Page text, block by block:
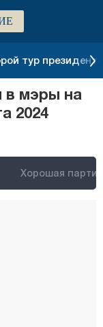
тур
мэры на
2024
Хорошая партия